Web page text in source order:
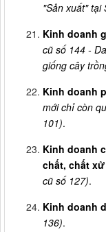
"Sản xuất" tại
Kinh doanh
cũ số 144 -
giống cây
Kinh doanh
mới chỉ còn
101).
Kinh doanh
chất, chất
cũ số 127).
Kinh doanh
136).